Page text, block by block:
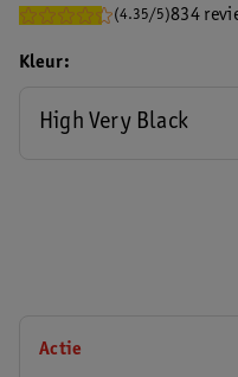
(4.35/5)834
Kleur
High Very Black
Actie